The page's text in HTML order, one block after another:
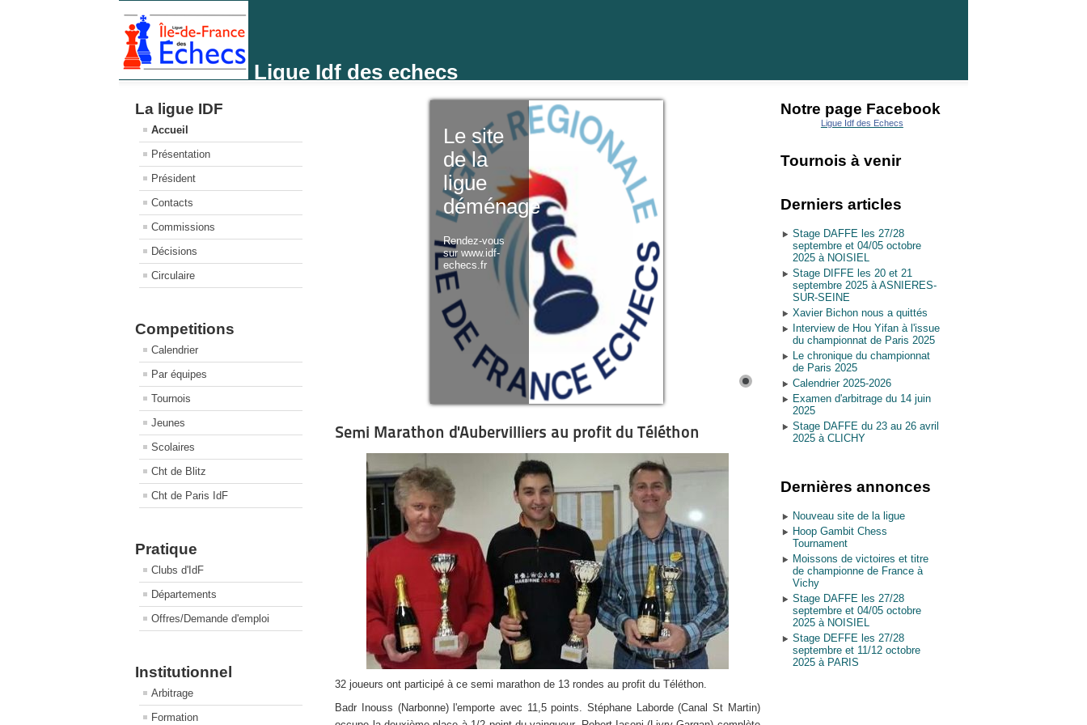
Ligue Idf des echecs
La ligue IDF
Accueil
Présentation
Président
Contacts
Commissions
Décisions
Circulaire
Competitions
Calendrier
Par équipes
Tournois
Jeunes
Scolaires
Cht de Blitz
Cht de Paris IdF
Pratique
Clubs d'IdF
Départements
Offres/Demande d'emploi
Institutionnel
Arbitrage
Formation
Le site
de la
ligue
déménage
Rendez-vous
sur www.idf-
echecs.fr
Semi Marathon d'Aubervilliers au profit du Téléthon
32 joueurs ont participé à ce semi marathon de 13 rondes au profit du Téléthon.
Badr Inouss (Narbonne) l'emporte avec 11,5 points. Stéphane Laborde (Canal St Martin)
Notre page Facebook
Ligue Idf des Echecs
Tournois à venir
Derniers articles
Stage DAFFE les 27/28
septembre et 04/05 octobre
2025 à NOISIEL
Stage DIFFE les 20 et 21
septembre 2025 à ASNIERES-
SUR-SEINE
Xavier Bichon nous a quittés
Interview de Hou Yifan à l'issue
du championnat de Paris 2025
Le chronique du championnat
de Paris 2025
Calendrier 2025-2026
Examen d'arbitrage du 14 juin
2025
Stage DAFFE du 23 au 26 avril
2025 à CLICHY
Dernières annonces
Nouveau site de la ligue
Hoop Gambit Chess
Tournament
Moissons de victoires et titre
de championne de France à
Vichy
Stage DAFFE les 27/28
septembre et 04/05 octobre
2025 à NOISIEL
Stage DEFFE les 27/28
septembre et 11/12 octobre
2025 à PARIS